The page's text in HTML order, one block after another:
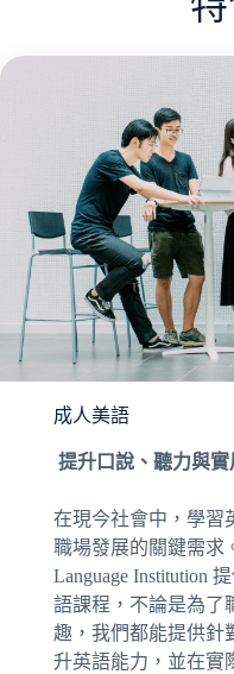
成人美語
提升口說、聽力與
在現今社會中，學習
職場發展的關鍵需求
Language Institution
語課程，不論是為了
趣，我們都能提供針
升英語能力，並在實